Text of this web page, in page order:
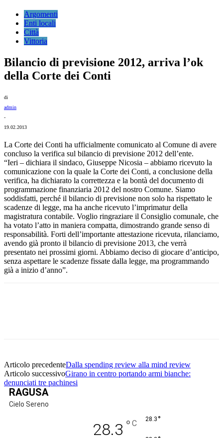
Argomenti
Enti locali
Città
Vittoria
Bilancio di previsione 2012, arriva l’ok
della Corte dei Conti
di
admin
-
19.02.2013
La Corte dei Conti ha ufficialmente comunicato al Comune di avere
concluso la verifica sul bilancio di previsione 2012 dell’ente.
“Ieri – dichiara il sindaco, Giuseppe Nicosia – abbiamo ricevuto la
comunicazione con la quale la Corte dei Conti, a conclusione della
verifica, ha dichiarato la correttezza e la bontà del documento di
programmazione finanziaria 2012 del nostro Comune. Siamo
soddisfatti, perché il bilancio di previsione non solo ha rispettato le
scadenze di legge, ma ha anche ricevuto l’imprimatur della
magistratura contabile. Voglio ringraziare il Consiglio comunale, che
ha votato l’atto in maniera compatta, dimostrando grande senso di
responsabilità. Forti dell’importante attestazione ricevuta, rilanciamo,
avendo già pronto il bilancio di previsione 2013, che verrà
presentato nei prossimi giorni. Abbiamo deciso di giocare d’anticipo,
senza aspettare le scadenze fissate dalla legge, ma programmando
già a inizio d’anno”.
Articolo precedenteDalla spending review alla mind review
Articolo successivoGirano in centro portando armi bianche:
denunciati tre pachinesi
RAGUSA
Cielo Sereno
28.3 ° C 28.3 °